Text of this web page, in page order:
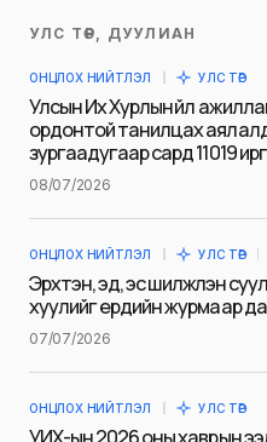
Таны имэйл хаягийг
тэмдэглэсэн
Сэтгэгдэл*
Name
УЛС ТӨР, ДУУЛИАН
ОНЦЛОХ НИЙТЛЭЛ УЛС ТӨР
Улсын Их Хурлын үйл
ордонтой танилцах
зургаадугаар сард 11019
08/07/2026
ОНЦЛОХ НИЙТЛЭЛ УЛС ТӨР
Эрхтэн, эд, эс шилжүүлэн
хуулийг ердийн журмаар
07/07/2026
ОНЦЛОХ НИЙТЛЭЛ УЛС ТӨР